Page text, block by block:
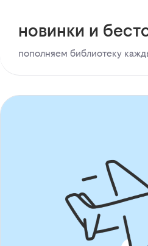
новинки и
пополняем библиотеку